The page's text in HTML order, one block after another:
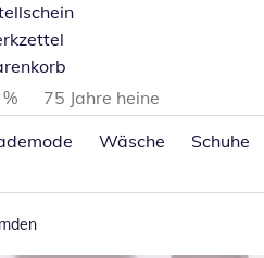
75 Jahre heine
Wäsche Schuhe